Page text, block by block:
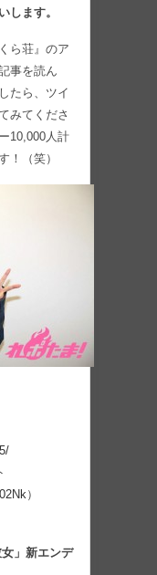
します。
ら荘』のア
事を読ん
たら、ツイ
みてくださ
10,000人計
！（笑）
）
」新エンデ